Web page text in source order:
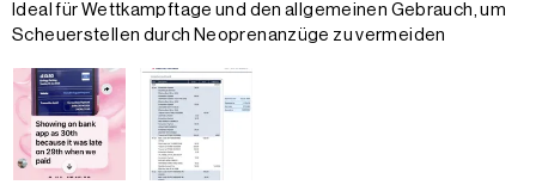
Ideal für Wettkampftage und den allgemeinen Gebrauch, um
Scheuerstellen durch Neoprenanzüge zu vermeiden